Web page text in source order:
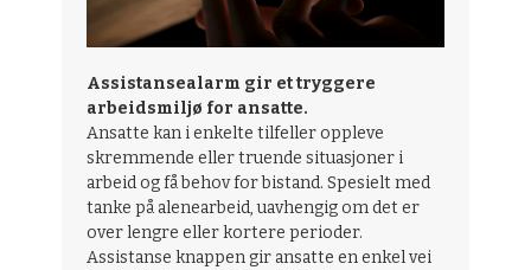
Assistansealarm gir et tryggere
arbeidsmiljø for ansatte.
Ansatte kan i enkelte tilfeller oppleve
skremmende eller truende situasjoner i
arbeid og få behov for bistand. Spesielt med
tanke på alenearbeid, uavhengig om det er
over lengre eller kortere perioder.
Assistanse knappen gir ansatte en enkel vei